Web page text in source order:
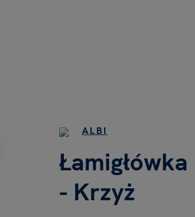
ALBI
- Krzyż